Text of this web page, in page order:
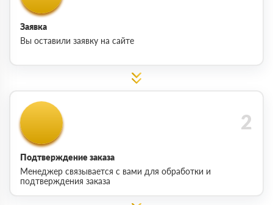
Заявка
Вы оставили заявку на сайте
Подтверждение заказа
Менеджер связывается с вами для обработки и
подтверждения заказа